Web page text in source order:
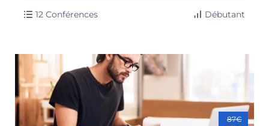
12 Conférences Débutant
87€